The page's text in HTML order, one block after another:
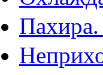
Пахира.